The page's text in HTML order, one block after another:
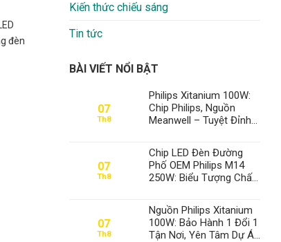
đèn
Kiến thức chiếu sáng
Tin tức
BÀI VIẾT NỔI BẬT
07
Th8
Philips Xitanium 100W:
Chip Philips, Nguồn
Meanwell – Tuyệt Đỉnh
07
Th8
Chip LED Đèn Đường
Phố OEM Philips M14
250W: Biểu Tượng Chất
Thế Số 1 Của Thành Đạt
LED
07
Th8
Nguồn Philips Xitanium
100W: Bảo Hành 1 Đổi 1
Tận Nơi, Yên Tâm Dự Án